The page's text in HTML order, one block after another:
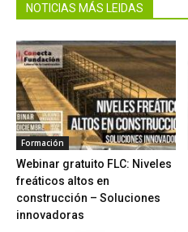
NOTICIAS MÁS LEIDAS
Formación
Webinar gratuito FLC: Niveles
freáticos altos en
construcción – Soluciones
innovadoras